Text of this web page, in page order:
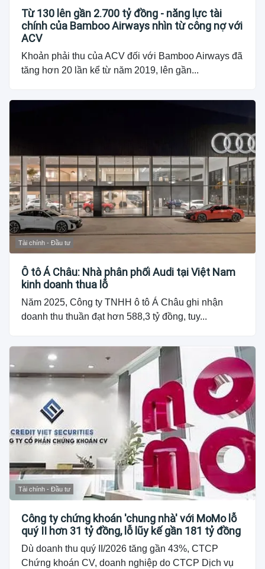
Từ 130 lên gần 2.700 tỷ đồng - năng lực tài
chính của Bamboo Airways nhìn từ công nợ với
ACV
Khoản phải thu của ACV đối với Bamboo Airways đã
tăng hơn 20 lần kể từ năm 2019, lên gần...
Tài chính - Đầu tư
Ô tô Á Châu: Nhà phân phối Audi tại Việt Nam
kinh doanh thua lỗ
Năm 2025, Công ty TNHH ô tô Á Châu ghi nhận
doanh thu thuần đạt hơn 588,3 tỷ đồng, tuy...
Tài chính - Đầu tư
Công ty chứng khoán 'chung nhà' với MoMo lỗ
quý II hơn 31 tỷ đồng, lỗ lũy kế gần 181 tỷ đồng
Dù doanh thu quý II/2026 tăng gần 43%, CTCP
Chứng khoán CV, doanh nghiệp do CTCP Dịch vụ